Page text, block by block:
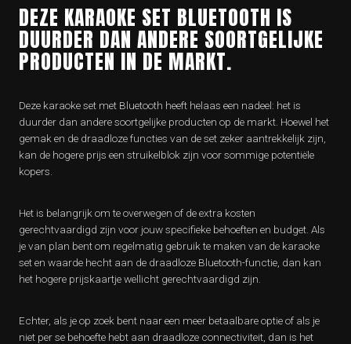
DEZE KARAOKE SET BLUETOOTH IS
DUURDER DAN ANDERE SOORTGELIJKE
PRODUCTEN IN DE MARKT.
Deze karaoke set met Bluetooth heeft helaas een nadeel: het is
duurder dan andere soortgelijke producten op de markt. Hoewel het
gemak en de draadloze functies van de set zeker aantrekkelijk zijn,
kan de hogere prijs een struikelblok zijn voor sommige potentiële
kopers.
Het is belangrijk om te overwegen of de extra kosten
gerechtvaardigd zijn voor jouw specifieke behoeften en budget. Als
je van plan bent om regelmatig gebruik te maken van de karaoke
set en waarde hecht aan de draadloze Bluetooth-functie, dan kan
het hogere prijskaartje wellicht gerechtvaardigd zijn.
Echter, als je op zoek bent naar een meer betaalbare optie of als je
niet per se behoefte hebt aan draadloze connectiviteit, dan is het